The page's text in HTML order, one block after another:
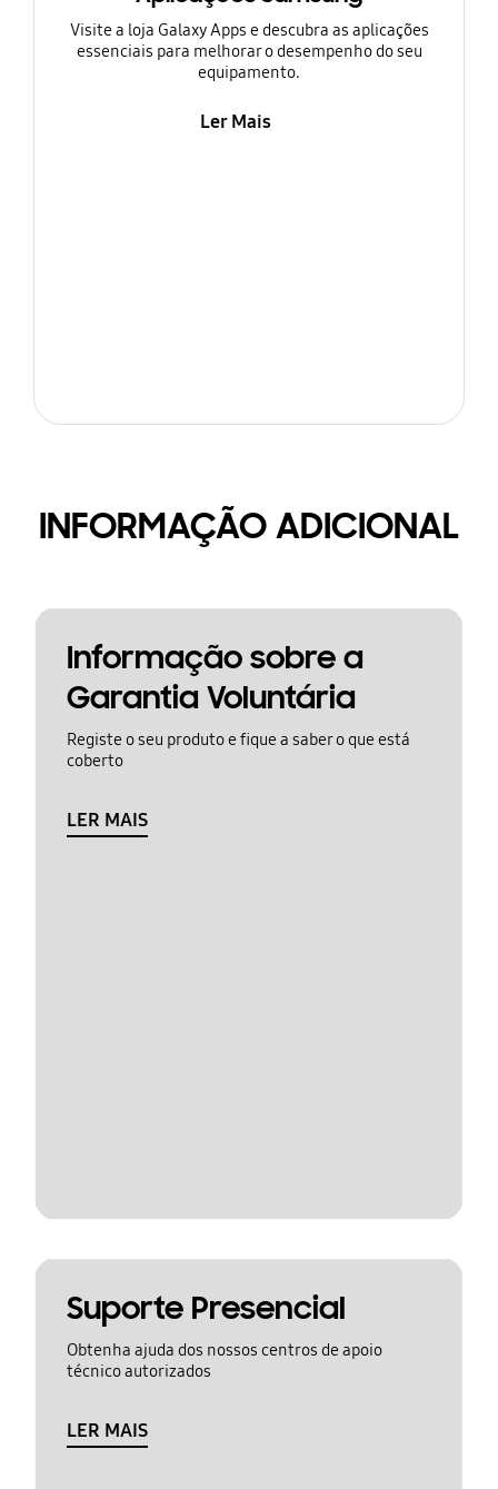
Visite a loja Galaxy Apps e descubra as aplicações
essenciais para melhorar o desempenho do seu
equipamento.
Ler Mais
INFORMAÇÃO ADICIONAL
Informação sobre a
Garantia Voluntária
Registe o seu produto e fique a saber o que está
coberto
LER MAIS
Suporte Presencial
Obtenha ajuda dos nossos centros de apoio
técnico autorizados
LER MAIS